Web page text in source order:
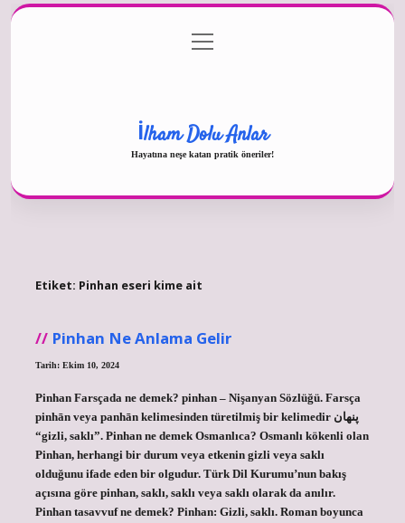
Gizlilik Politikası
menüyü
aç
İlham Dolu Anlar
Hayatına neşe katan pratik öneriler!
Etiket: Pinhan eseri kime ait
Pinhan Ne Anlama Gelir
Tarih: Ekim 10, 2024
Pinhan Farsçada ne demek? pinhan – Nişanyan Sözlüğü. Farsça
pinhān veya panhān kelimesinden türetilmiş bir kelimedir پنهان
“gizli, saklı”. Pinhan ne demek Osmanlıca? Osmanlı kökenli olan
Pinhan, herhangi bir durum veya etkenin gizli veya saklı
olduğunu ifade eden bir olgudur. Türk Dil Kurumu’nun bakış
açısına göre pinhan, saklı, saklı veya saklı olarak da anılır.
Pinhan tasavvuf ne demek? Pinhan: Gizli, saklı. Roman boyunca